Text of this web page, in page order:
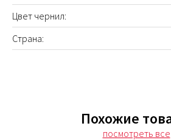
Цвет чернил:
Страна:
Похожие
посмотреть все